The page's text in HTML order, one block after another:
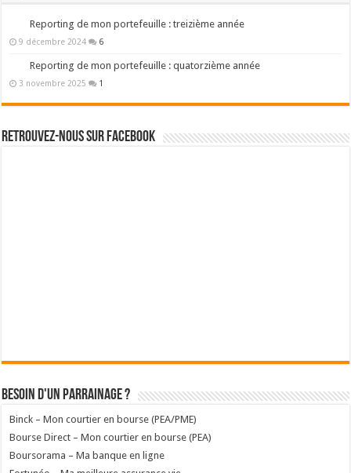
Reporting de mon portefeuille : treizième année
9 décembre 2024 6
Reporting de mon portefeuille : quatorzième année
3 novembre 2025 1
Retrouvez-nous sur Facebook
Besoin d'un parrainage ?
Binck – Mon courtier en bourse (PEA/PME)
Bourse Direct – Mon courtier en bourse (PEA)
Boursorama – Ma banque en ligne